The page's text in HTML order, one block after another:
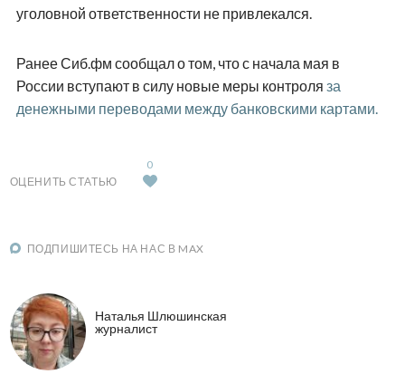
уголовной ответственности не привлекался.
Ранее Сиб.фм сообщал о том, что с начала мая в
России вступают в силу новые меры контроля за
денежными переводами между банковскими картами.
ОЦЕНИТЬ СТАТЬЮ
0
ПОДПИШИТЕСЬ НА НАС В MAX
Наталья Шлюшинская
журналист